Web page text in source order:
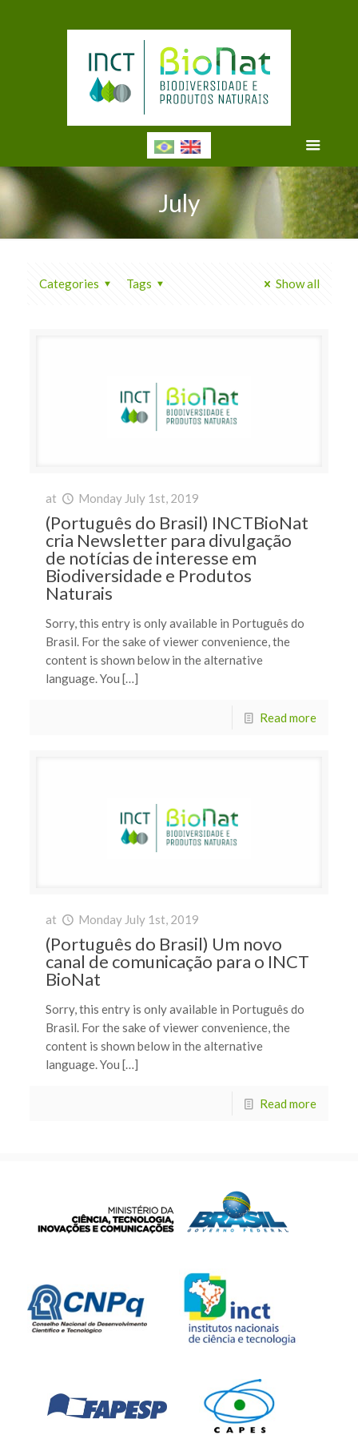
July
Categories Tags Show all
at Monday July 1st, 2019
(Português do Brasil) INCTBioNat
cria Newsletter para divulgação
de notícias de interesse em
Biodiversidade e Produtos
Naturais
Sorry, this entry is only available in Português do
Brasil. For the sake of viewer convenience, the
content is shown below in the alternative
language. You […]
Read more
at Monday July 1st, 2019
(Português do Brasil) Um novo
canal de comunicação para o INCT
BioNat
Sorry, this entry is only available in Português do
Brasil. For the sake of viewer convenience, the
content is shown below in the alternative
language. You […]
Read more